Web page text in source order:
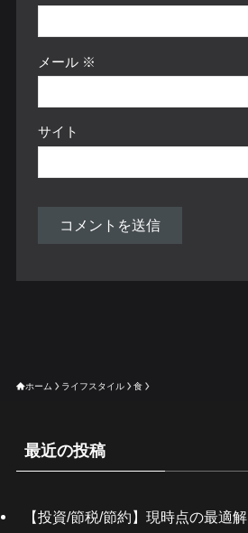
メール ※
サイト
ホーム ライフスタイル 食
最近の投稿
【投資/節税/節約】現時点の最適解